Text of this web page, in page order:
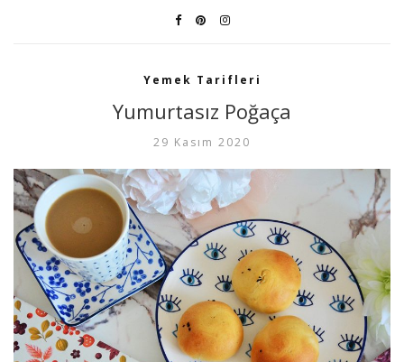
Yemek Tarifleri
Yumurtasız Poğaça
29 Kasım 2020